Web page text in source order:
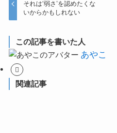
それは‘弱さ’を認めたくな
いからかもしれない
この記事を書いた人
あやこ
関連記事